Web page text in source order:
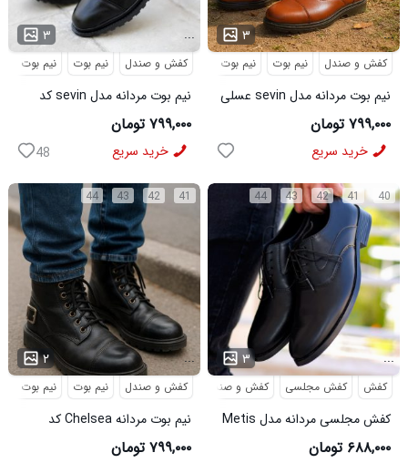
۳ ...
کفش و صندل نیم بوت نیم بوت
نیم بوت مردانه مدل sevin کد
6427
۷۹۹,۰۰۰ تومان
خرید سریع 48
۳ ...
کفش و صندل نیم بوت نیم بوت مردانه
نیم بوت مردانه مدل sevin عسلی
کد 6426
۷۹۹,۰۰۰ تومان
خرید سریع
41
42
43
44
۲ ...
کفش و صندل نیم بوت نیم بوت
نیم بوت مردانه Chelsea کد
6413
۷۹۹,۰۰۰ تومان
40
41
42
43
44
۳ ...
کفش کفش مجلسی کفش و صندل
کفش مجلسی مردانه مدل Metis
کد 6328
۶۸۸,۰۰۰ تومان